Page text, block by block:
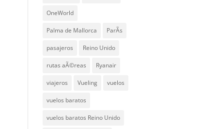
OneWorld
Palma de Mallorca ParÃ­s
pasajeros Reino Unido
rutas aÃ©reas Ryanair
viajeros Vueling vuelos
vuelos baratos
vuelos baratos Reino Unido